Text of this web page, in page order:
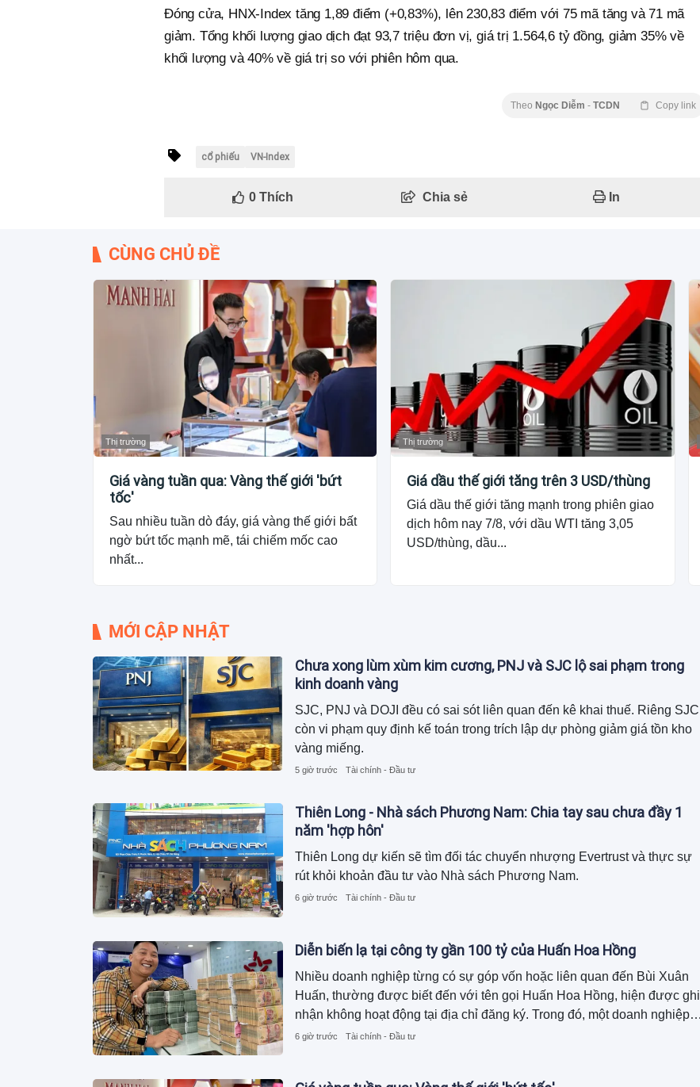
Đóng cửa, HNX-Index tăng 1,89 điểm (+0,83%), lên 230,83 điểm với 75 mã tăng và 71 mã
giảm. Tổng khối lượng giao dịch đạt 93,7 triệu đơn vị, giá trị 1.564,6 tỷ đồng, giảm 35% về
khối lượng và 40% về giá trị so với phiên hôm qua.
Theo Ngọc Diễm - TCDN Copy link
cổ phiếu VN-Index
0Thích Chia sẻ In
CÙNG CHỦ ĐỀ
Thị trường
Giá vàng tuần qua: Vàng thế giới 'bứt
tốc'
Sau nhiều tuần dò đáy, giá vàng thế giới bất
ngờ bứt tốc mạnh mẽ, tái chiếm mốc cao
nhất...
Thị trường
Giá dầu thế giới tăng trên 3 USD/thùng
Giá dầu thế giới tăng mạnh trong phiên giao
dịch hôm nay 7/8, với dầu WTI tăng 3,05
USD/thùng, dầu...
MỚI CẬP NHẬT
Chưa xong lùm xùm kim cương, PNJ và SJC lộ sai phạm trong
kinh doanh vàng
SJC, PNJ và DOJI đều có sai sót liên quan đến kê khai thuế. Riêng SJC
còn vi phạm quy định kế toán trong trích lập dự phòng giảm giá tồn kho
vàng miếng.
5 giờ trước Tài chính - Đầu tư
Thiên Long - Nhà sách Phương Nam: Chia tay sau chưa đầy 1
năm 'hợp hôn'
Thiên Long dự kiến sẽ tìm đối tác chuyển nhượng Evertrust và thực sự
rút khỏi khoản đầu tư vào Nhà sách Phương Nam.
6 giờ trước Tài chính - Đầu tư
Diễn biến lạ tại công ty gần 100 tỷ của Huấn Hoa Hồng
Nhiều doanh nghiệp từng có sự góp vốn hoặc liên quan đến Bùi Xuân
Huấn, thường được biết đến với tên gọi Huấn Hoa Hồng, hiện được ghi
nhận không hoạt động tại địa chỉ đăng ký. Trong đó, một doanh nghiệp
kinh doanh cây cảnh đã hoàn tất thủ tục giải thể.
6 giờ trước Tài chính - Đầu tư